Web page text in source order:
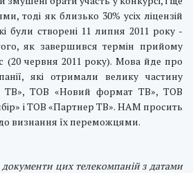
тоді як близько 30% усіх ліцензій
були створені 11 липня 2011 року -
як завершився термін прийому
(20 червня 2011 року). Мова йде про
які отримали велику частину
ТВ», ТОВ «Новий формат ТВ», ТОВ
і ТОВ «Партнер ТВ». НАМ просить
визнання їх переможцями.
документи цих телекомпаній з датами